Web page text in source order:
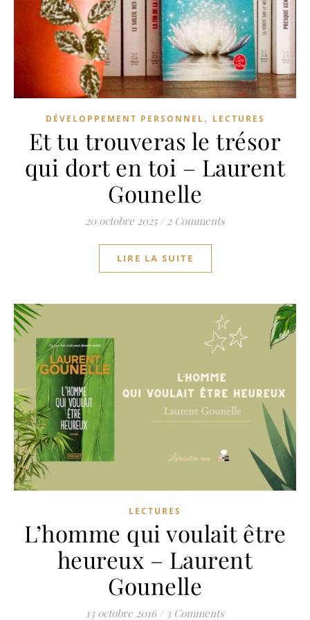
DÉVELOPPEMENT PERSONNEL, LECTURES
Et tu trouveras le trésor
qui dort en toi – Laurent
Gounelle
20 octobre 2025 / 2 Comments
LIRE LA SUITE
LECTURES
L’homme qui voulait être
heureux – Laurent
Gounelle
13 octobre 2016 / 3 Comments